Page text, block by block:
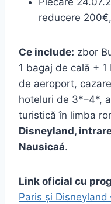
reducere
Ce include: zbor
1 bagaj de cală +
de aeroport,
hoteluri de 3*–4*,
turistică în limba
Disneyland,
Nausicaá.
Link oficial cu
Paris și